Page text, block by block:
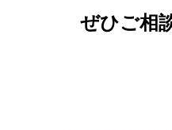
ぜひご相